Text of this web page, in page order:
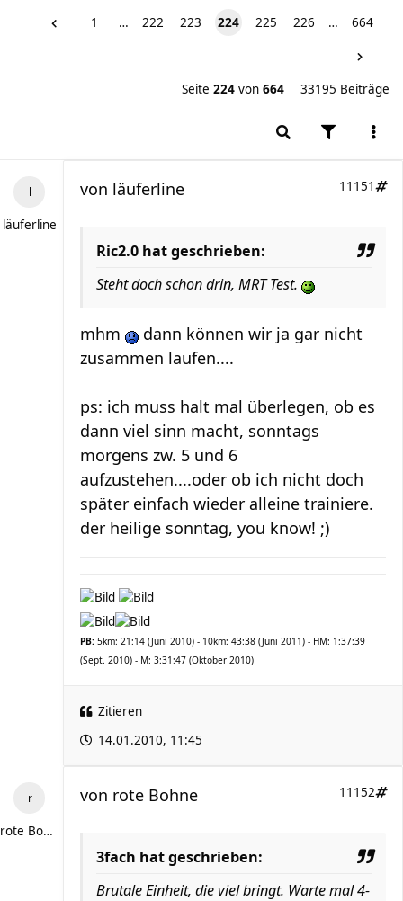
1 … 222 223 224 225 226 … 664
Seite 224 von 664 33195 Beiträge
läuferline
11151
von läuferline
Ric2.0 hat geschrieben:
Steht doch schon drin, MRT Test.
mhm
dann können wir ja gar nicht
zusammen laufen....
ps: ich muss halt mal überlegen, ob es
dann viel sinn macht, sonntags
morgens zw. 5 und 6
aufzustehen....oder ob ich nicht doch
später einfach wieder alleine trainiere.
der heilige sonntag, you know! ;)
PB: 5km: 21:14 (Juni 2010) - 10km: 43:38 (Juni 2011) - HM: 1:37:39
(Sept. 2010) - M: 3:31:47 (Oktober 2010)
Zitieren
14.01.2010, 11:45
rote Bohne
11152
von rote Bohne
3fach hat geschrieben:
Brutale Einheit, die viel bringt. Warte mal 4-